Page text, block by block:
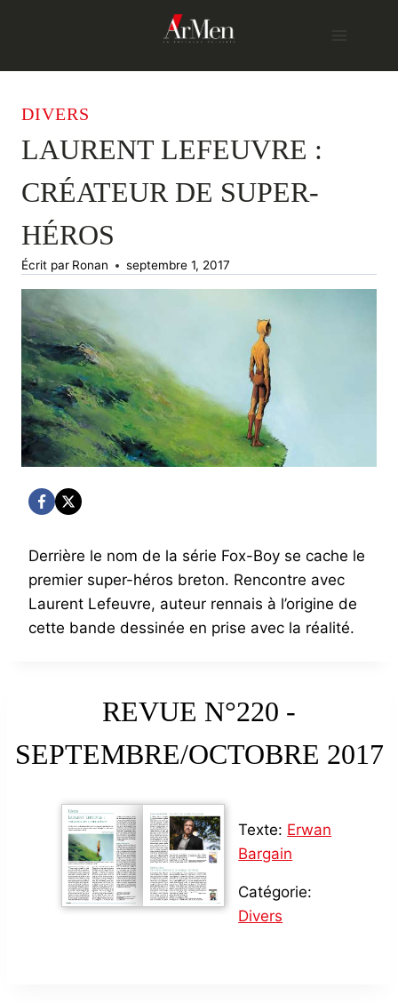
DIVERS
LAURENT LEFEUVRE :
CRÉATEUR DE SUPER-
HÉROS
Écrit par Ronan septembre 1, 2017
Derrière le nom de la série Fox-Boy se cache le
premier super-héros breton. Rencontre avec
Laurent Lefeuvre, auteur rennais à l’origine de
cette bande dessinée en prise avec la réalité.
REVUE N°220 -
SEPTEMBRE/OCTOBRE 2017
Texte: Erwan
Bargain
Catégorie:
Divers